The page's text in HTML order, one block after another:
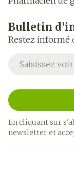
Bulletin
Restez informé
Adresse mail
En cliquant sur
newsletter et